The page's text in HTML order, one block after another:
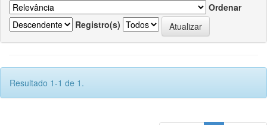
Ordenar
Registro(s)
Resultado 1-1 de 1.